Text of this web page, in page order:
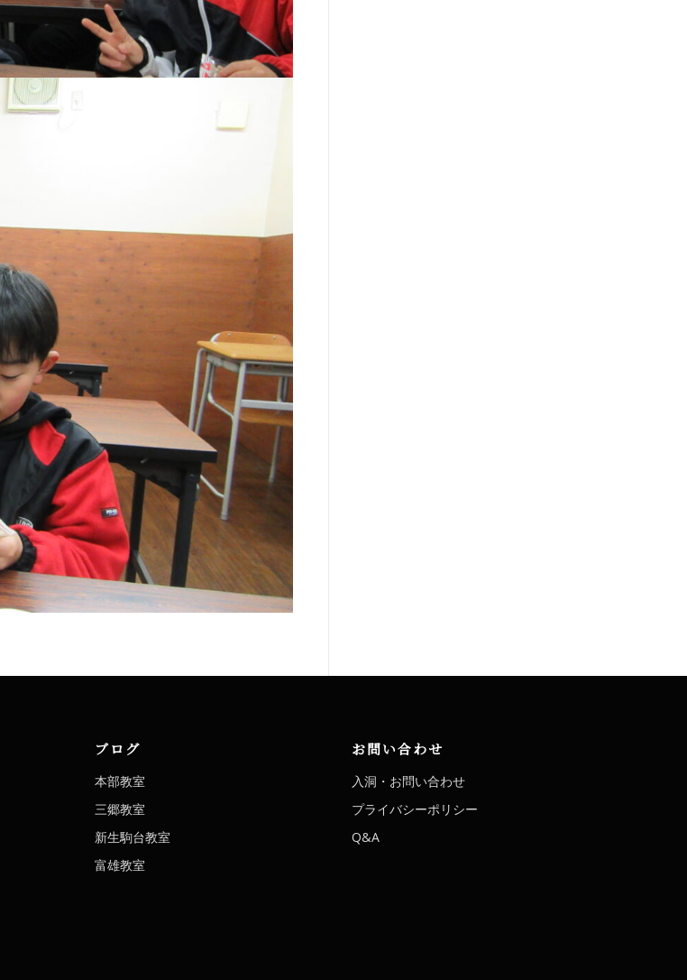
ブログ
本部教室
三郷教室
新生駒台教室
富雄教室
お問い合わせ
入洞・お問い合わせ
プライバシーポリシー
Q&A